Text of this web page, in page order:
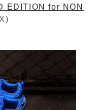
EDITION for NON